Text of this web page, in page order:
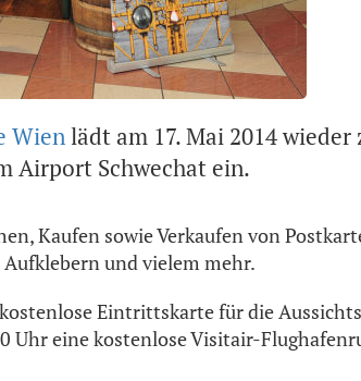
Wienlädt am 17. Mai 2014 wieder
Airport Schwechat ein.
Kaufen sowie Verkaufen von
und vielem mehr.
Eintrittskarte für die
Uhr eine kostenlose Visitair-